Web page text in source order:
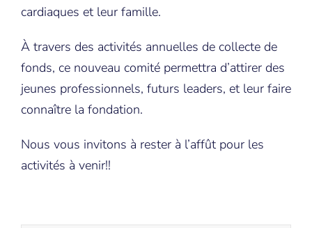
cardiaques et leur famille.
À travers des activités annuelles de collecte de
fonds, ce nouveau comité permettra d’attirer des
jeunes professionnels, futurs leaders, et leur faire
connaître la fondation.
Nous vous invitons à rester à l’affût pour les
activités à venir!!